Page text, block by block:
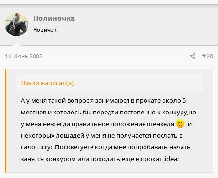
Полиночка
Новичок
16 Июнь 2005 #20
Лакки написал(а):
А у меня такой вопрос:я занимаюся в прокате около 5
месяцев и хотелось бы передти постепенно к конкуру,но
у меня невсегда правильное положение шенкеля
,и
некоторых лошадей у меня не получается послать в
галоп :cry: .Посоветуете когда мне попробавать начать
занятся конкуром или походить еще в прокат :idea: